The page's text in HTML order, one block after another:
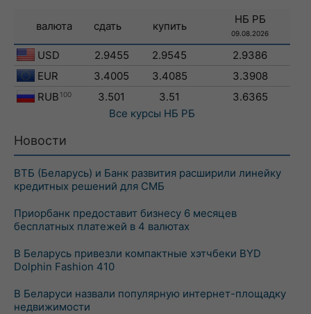
валюта сдать купить
НБ РБ
09.08.2026
USD 2.9455 2.9545
2.9386
EUR
3.4005 3.4085
3.3908
RUB 100 3.501 3.51
3.6365
Все курсы НБ РБ
Новости
ВТБ (Беларусь) и Банк развития расширили линейку
кредитных решений для СМБ
Приорбанк предоставит бизнесу 6 месяцев
бесплатных платежей в 4 валютах
В Беларусь привезли компактные хэтчбеки BYD
Dolphin Fashion 410
В Беларуси назвали популярную интернет-площадку
недвижимости